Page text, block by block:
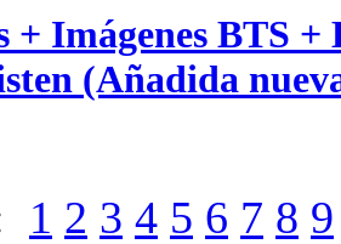
+ Imágenes BTS
(Añadida
1 2 3 4 5 6 7 8 9